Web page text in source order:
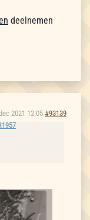
deelnemen
2021 12:05 #93139